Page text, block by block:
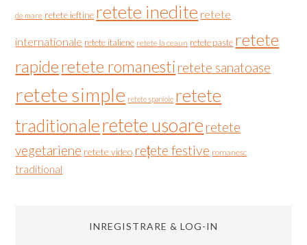
de mare retete ieftine retete inedite retete
internationale retete italiene retete la ceaun retete paste retete
rapideretete romanesti retete sanatoase
retete simple retete spaniole retete
traditionaleretete usoare retete
vegetariene retete video rețete festive romanesc
traditional
INREGISTRARE & LOG-IN